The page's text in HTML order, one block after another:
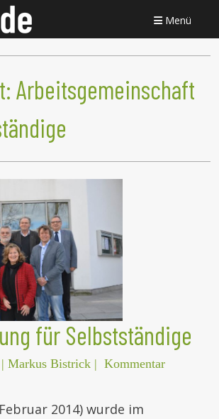
Menü
Arbeitsgemeinschaft
für Selbstständige
| Markus Bistrick | Kommentar
2014) wurde im